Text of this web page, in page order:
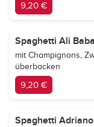
9,20 €
Spaghetti Ali Baba
mit Champignons,
überbacken
9,20 €
Spaghetti Adriano